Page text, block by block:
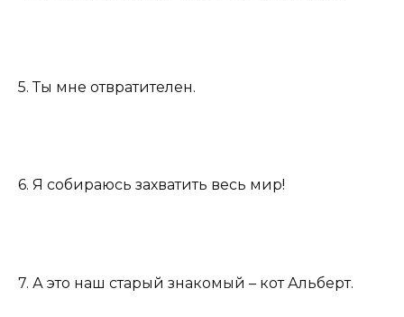
5. Ты мне отвратителен.
6. Я собираюсь захватить весь мир!
7. А это наш старый знакомый – кот Альберт.